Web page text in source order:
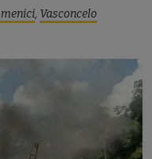
, Vasconcelo